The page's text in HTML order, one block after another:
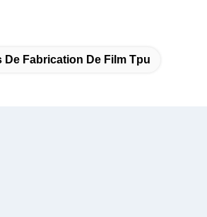
De Fabrication De Film Tpu